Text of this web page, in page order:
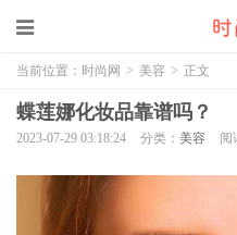
当前位置： 时尚网 > 美容 > 正文
蝶莲娜化妆品靠谱吗？
2023-07-29 03:18:24 分类： 美容 阅